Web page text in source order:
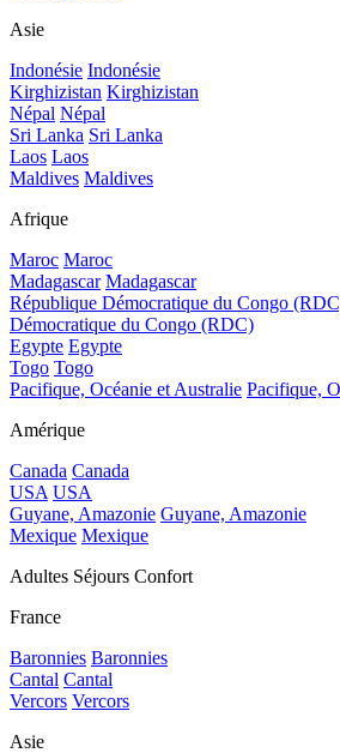
Asie
Indonésie Indonésie
Kirghizistan Kirghizistan
Népal Népal
Sri Lanka Sri Lanka
Laos Laos
Maldives Maldives
Afrique
Maroc Maroc
Madagascar Madagascar
République Démocratique du Congo
Démocratique du Congo (RDC)
Egypte Egypte
Togo Togo
Pacifique, Océanie et Australie Pacifique,
Amérique
Canada Canada
USA USA
Guyane, Amazonie Guyane, Amazonie
Mexique Mexique
Adultes Séjours Confort
France
Baronnies Baronnies
Cantal Cantal
Vercors Vercors
Asie